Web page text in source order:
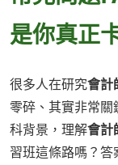
是你真正
很多人在研究會計
零碎、其實非常
科背景，理解會計
習班這條路嗎？